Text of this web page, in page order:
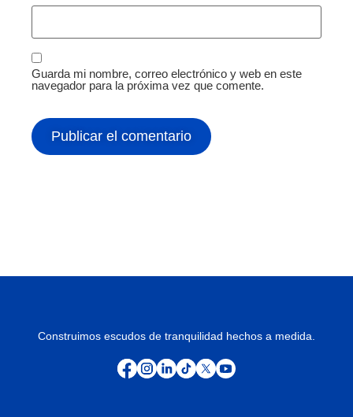
Guarda mi nombre, correo electrónico y web en este
navegador para la próxima vez que comente.
Construimos escudos de tranquilidad hechos a medida.